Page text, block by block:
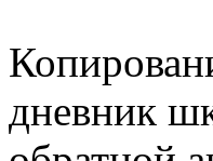
дневник